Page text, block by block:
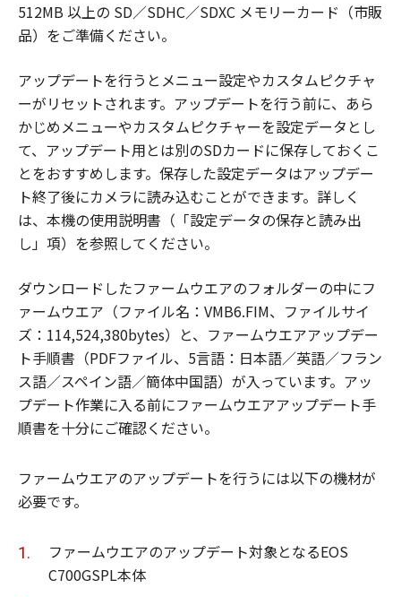
512MB 以上の SD／SDHC／SDXC メモリーカード（市販
品）をご準備ください。
アップデートを行うとメニュー設定やカスタムピクチャ
ーがリセットされます。アップデートを行う前に、あら
かじめメニューやカスタムピクチャーを設定データとし
て、アップデート用とは別のSDカードに保存しておくこ
とをおすすめします。保存した設定データはアップデー
ト終了後にカメラに読み込むことができます。詳しく
は、本機の使用説明書（「設定データの保存と読み出
し」項）を参照してください。
ダウンロードしたファームウエアのフォルダーの中にフ
ァームウエア（ファイル名：VMB6.FIM、ファイルサイ
ズ：114,524,380bytes）と、ファームウエアアップデー
ト手順書（PDFファイル、5言語：日本語／英語／フラン
ス語／スペイン語／簡体中国語）が入っています。アッ
プデート作業に入る前にファームウエアアップデート手
順書を十分にご確認ください。
ファームウエアのアップデートを行うには以下の機材が
必要です。
ファームウエアのアップデート対象となるEOS
C700GSPL本体